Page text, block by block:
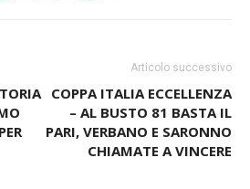
Articolo successivo
COPPA ITALIA ECCELLENZA
– AL BUSTO 81 BASTA IL
PARI, VERBANO E SARONNO
CHIAMATE A VINCERE